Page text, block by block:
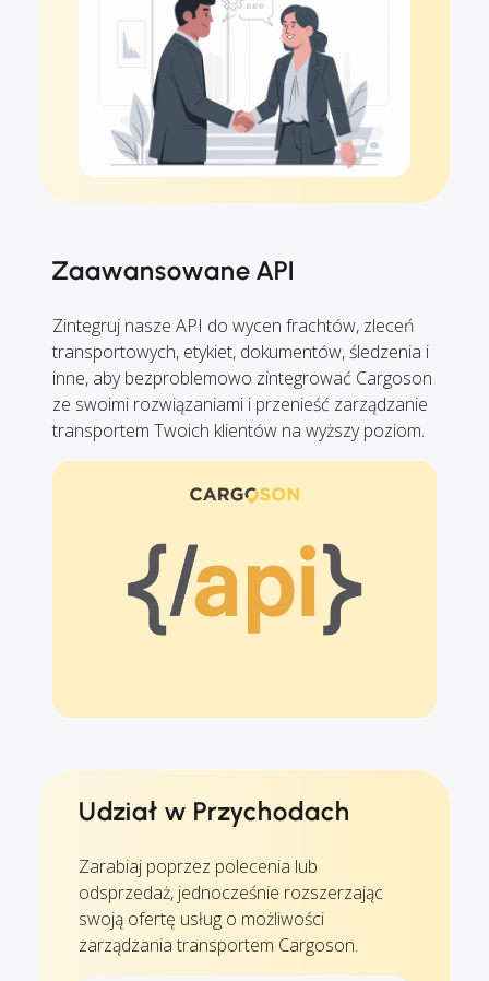
Zaawansowane API
Zintegruj nasze API do wycen frachtów, zleceń
transportowych, etykiet, dokumentów, śledzenia i
inne, aby bezproblemowo zintegrować Cargoson
ze swoimi rozwiązaniami i przenieść zarządzanie
transportem Twoich klientów na wyższy poziom.
Udział w Przychodach
Zarabiaj poprzez polecenia lub
odsprzedaż, jednocześnie rozszerzając
swoją ofertę usług o możliwości
zarządzania transportem Cargoson.